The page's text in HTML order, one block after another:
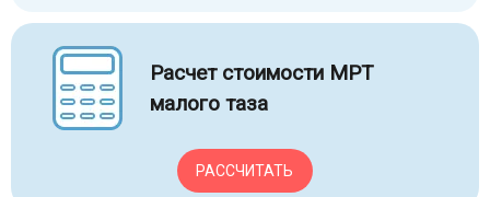
Расчет стоимости МРТ
малого таза
РАССЧИТАТЬ